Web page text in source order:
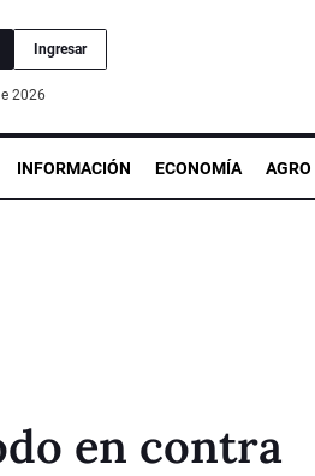
Ingresar
2026
INFORMACIÓN ECONOMÍA AGRO
en contra